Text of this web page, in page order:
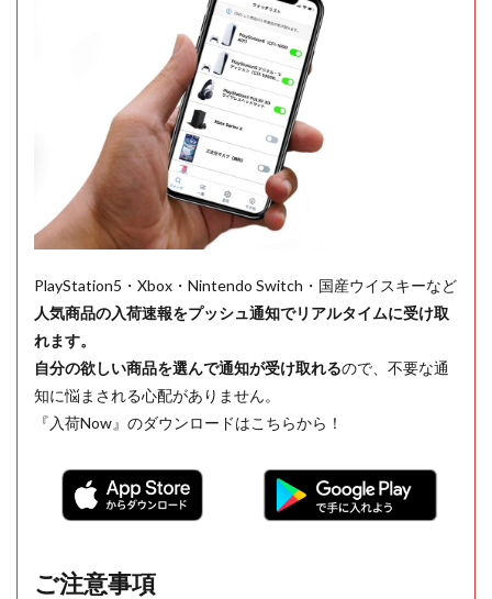
PlayStation5・Xbox・Nintendo Switch・国産ウイスキーなど
人気商品の入荷速報をプッシュ通知でリアルタイムに受け取
れます。
自分の欲しい商品を選んで通知が受け取れるので、不要な通
知に悩まされる心配がありません。
『入荷Now』のダウンロードはこちらから！
ご注意事項